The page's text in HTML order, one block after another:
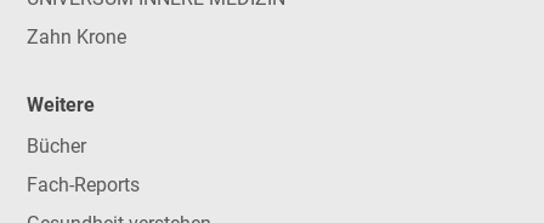
Zahn Krone
Weitere
Bücher
Fach-Reports